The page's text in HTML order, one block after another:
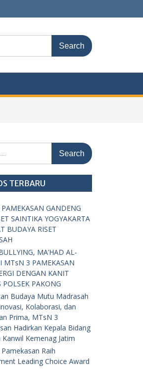
TERBARU
GANDENG
SAINTIKA YOGYAKARTA
BUDAYA RISET
MA’HAD AL-
MTsN 3 PAMEKASAN
DENGAN KANIT
PAKONG
Budaya Mutu Madrasah
Kolaborasi, dan
Prima, MTsN 3
Hadirkan Kepala Bidang
Kanwil Kemenag Jatim
Raih
Leading Choice Award